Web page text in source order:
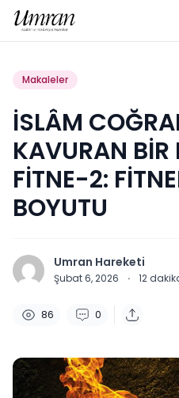
Makaleler
İSLÂM
KAVURAN BİR
FİTNE-2:
BOYUTU
Umran Hareketi
Şubat 6, 2026 · 12
86 0